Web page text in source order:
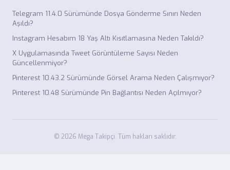
Telegram 11.4.0 Sürümünde Dosya Gönderme Sınırı Neden
Aşıldı?
Instagram Hesabım 18 Yaş Altı Kısıtlamasına Neden Takıldı?
X Uygulamasında Tweet Görüntüleme Sayısı Neden
Güncellenmiyor?
Pinterest 10.43.2 Sürümünde Görsel Arama Neden Çalışmıyor?
Pinterest 10.48 Sürümünde Pin Bağlantısı Neden Açılmıyor?
© 2026 Mega Takipçi. Tüm hakları saklıdır.